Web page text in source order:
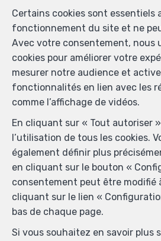
J'accepte de recevoir des
En envoyant ma demande de
dessus par Lambrecht Consult
avec lacharte de protection de la
peux à tout moment retirer mon
introduisant une demande écrite
lc.immo@outlook.com.
Envoyer
Certains cookies sont essentiels
fonctionnement du site et ne
Avec votre consentement, nous
cookies pour améliorer votre
mesurer notre audience et
fonctionnalités en lien avec les
comme l’affichage de vidéos.
En cliquant sur « Tout autoriser
l’utilisation de tous les cookies.
également définir plus
en cliquant sur le bouton «
consentement peut être modifié
cliquant sur le lien «
bas de chaque page.
Si vous souhaitez en savoir plus
LAMBRECHT